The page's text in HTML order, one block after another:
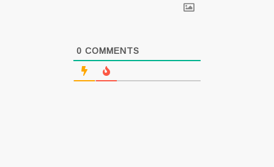
0 COMMENTS